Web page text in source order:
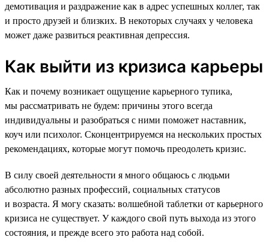
демотивация и раздражение как в адрес успешных коллег, так
и просто друзей и близких. В некоторых случаях у человека
может даже развиться реактивная депрессия.
Как выйти из кризиса карьеры
Как и почему возникает ощущение карьерного тупика,
мы рассматривать не будем: причины этого всегда
индивидуальны и разобраться с ними поможет наставник,
коуч или психолог. Сконцентрируемся на нескольких простых
рекомендациях, которые могут помочь преодолеть кризис.
В силу своей деятельности я много общаюсь с людьми
абсолютно разных профессий, социальных статусов
и возраста. Я могу сказать: волшебной таблетки от карьерного
кризиса не существует. У каждого свой путь выхода из этого
состояния, и прежде всего это работа над собой.